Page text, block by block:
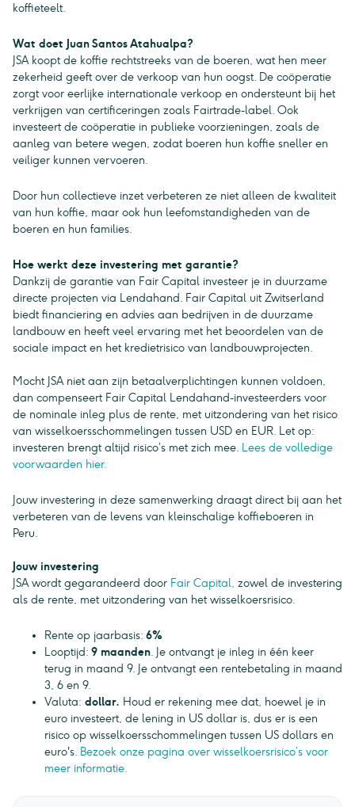
koffieteelt.
Wat doet Juan Santos Atahualpa?
JSA koopt de koffie rechtstreeks van de boeren, wat hen meer
zekerheid geeft over de verkoop van hun oogst. De coöperatie
zorgt voor eerlijke internationale verkoop en ondersteunt bij het
verkrijgen van certificeringen zoals Fairtrade-label. Ook
investeert de coöperatie in publieke voorzieningen, zoals de
aanleg van betere wegen, zodat boeren hun koffie sneller en
veiliger kunnen vervoeren.
Door hun collectieve inzet verbeteren ze niet alleen de kwaliteit
van hun koffie, maar ook hun leefomstandigheden van de
boeren en hun families.
Hoe werkt deze investering met garantie?
Dankzij de garantie van Fair Capital investeer je in duurzame
directe projecten via Lendahand. Fair Capital uit Zwitserland
biedt financiering en advies aan bedrijven in de duurzame
landbouw en heeft veel ervaring met het beoordelen van de
sociale impact en het kredietrisico van landbouwprojecten.
Mocht JSA niet aan zijn betaalverplichtingen kunnen voldoen,
dan compenseert Fair Capital Lendahand-investeerders voor
de nominale inleg plus de rente, met uitzondering van het risico
van wisselkoersschommelingen tussen USD en EUR. Let op:
investeren brengt altijd risico’s met zich mee. Lees de volledige
voorwaarden hier.
Jouw investering in deze samenwerking draagt direct bij aan het
verbeteren van de levens van kleinschalige koffieboeren in
Peru.
Jouw investering
JSA wordt gegarandeerd door Fair Capital, zowel de investering
als de rente, met uitzondering van het wisselkoersrisico.
Rente op jaarbasis: 6%
Looptijd: 9 maanden. Je ontvangt je inleg in één keer
terug in maand 9. Je ontvangt een rentebetaling in maand
3, 6 en 9.
Valuta: dollar. Houd er rekening mee dat, hoewel je in
euro investeert, de lening in US dollar is, dus er is een
risico op wisselkoersschommelingen tussen US dollars en
euro's. Bezoek onze pagina over wisselkoersrisico’s voor
meer informatie.